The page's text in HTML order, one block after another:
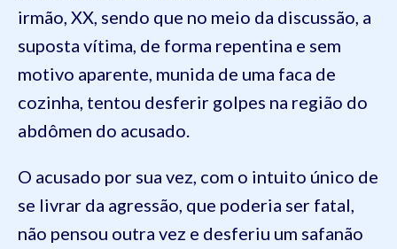
irmão, XX, sendo que no meio da discussão, a
suposta vítima, de forma repentina e sem
motivo aparente, munida de uma faca de
cozinha, tentou desferir golpes na região do
abdômen do acusado.
O acusado por sua vez, com o intuito único de
se livrar da agressão, que poderia ser fatal,
não pensou outra vez e desferiu um safanão